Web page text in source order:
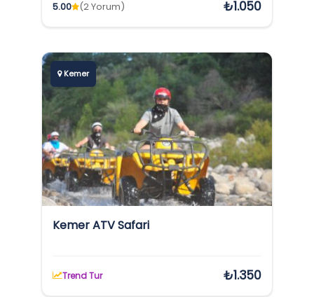
5.00 (2 Yorum) ₺1.050
Kemer
Kemer ATV Safari
Trend Tur ₺1.350